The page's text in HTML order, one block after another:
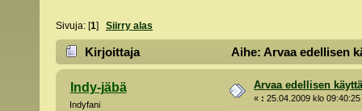
Sivuja: [1] Siirry alas
Kirjoittaja Aihe: Arvaa edellisen
Indy-jäbä
Indyfani
Arvaa edellisen
« : 25.04.2009 klo 09:40:25